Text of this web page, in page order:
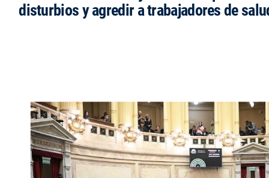
disturbios y agredir a trabajadores de